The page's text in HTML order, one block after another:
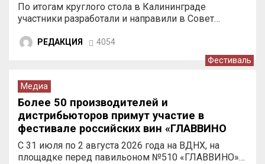
По итогам круглого стола в Калининграде
участники разработали и направили в Совет…
РЕДАКЦИЯ 4054
Фестиваль
Медиа
Более 50 производителей и
дистрибьюторов примут участие в
фестивале российских вин «ГЛАВВИНО
ФЕСТ 2026» на ВДНХ
С 31 июля по 2 августа 2026 года на ВДНХ, на
площадке перед павильоном №510 «ГЛАВВИНО»…